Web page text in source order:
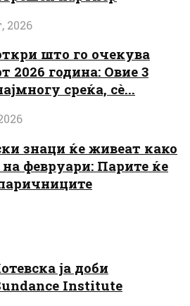
2026
што го очекува
2026 година: Овие 3
среќа, сè...
знаци ќе живеат како
на февруари: Парите ќе
ја доби
Institute